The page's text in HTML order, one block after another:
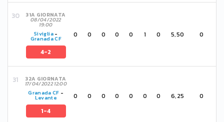
31A GIORNATA
08/04/2022
19:00
Siviglia-
Granada CF
4-2
0 0 0 0 0 1 0 5,50 0
32A GIORNATA
17/04/2022 12:00
Granada CF -
Levante
1-4
0 0 0 0 0 0 0 6,25 0